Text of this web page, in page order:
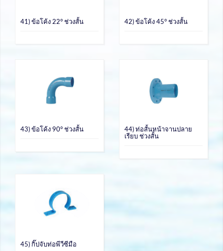
41) ข้อโค้ง 22° ช่วงสั้น 42) ข้อโค้ง 45° ช่วงสั้น
43) ข้อโค้ง 90° ช่วงสั้น
44) ท่อสั้นหน้าจานปลาย
เรียบ ช่วงสั้น
45) กิ๊ปจับท่อพีวีซีมือ